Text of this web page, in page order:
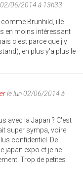
02/06/2014 à 13h33
Brunhild, ille
en moins intéressant
c'est parce que j'y
en plus y'a plus le
le lun 02/06/2014 à
avec la Japan ? C'est
super sympa, voire
confidentiel. De
japan expo et je ne
Trop de petites